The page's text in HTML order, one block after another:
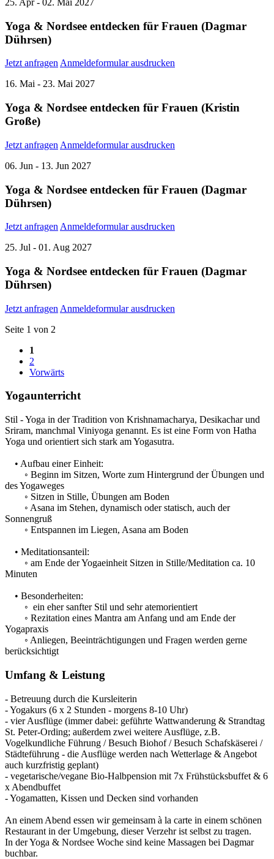
25. Apr - 02. Mai 2027
Yoga & Nordsee entdecken für Frauen (Dagmar
Dührsen)
Jetzt anfragenAnmeldeformular ausdrucken
16. Mai - 23. Mai 2027
Yoga & Nordsee entdecken für Frauen (Kristin
Große)
Jetzt anfragen Anmeldeformular ausdrucken
06. Jun - 13. Jun 2027
Yoga & Nordsee entdecken für Frauen (Dagmar
Dührsen)
Jetzt anfragen Anmeldeformular ausdrucken
25. Jul - 01. Aug 2027
Yoga & Nordsee entdecken für Frauen (Dagmar
Dührsen)
Jetzt anfragen Anmeldeformular ausdrucken
Seite 1 von 2
1
2
Vorwärts
Yogaunterricht
Stil - Yoga in der Tradition von Krishnamacharya, Desikachar und
Sriram, manchmal Viniyoga genannt. Es ist eine Form von Hatha
Yoga und orientiert sich stark am Yogasutra.
• Aufbau einer Einheit:
◦ Beginn im Sitzen, Worte zum Hintergrund der Übungen und
des Yogaweges
◦ Sitzen in Stille, Übungen am Boden
◦ Asana im Stehen, dynamisch oder statisch, auch der
Sonnengruß
◦ Entspannen im Liegen, Asana am Boden
• Meditationsanteil:
◦ am Ende der Yogaeinheit Sitzen in Stille/Meditation ca. 10
Minuten
• Besonderheiten:
◦ ein eher sanfter Stil und sehr atemorientiert
◦ Rezitation eines Mantra am Anfang und am Ende der
Yogapraxis
◦ Anliegen, Beeinträchtigungen und Fragen werden gerne
berücksichtigt
Umfang & Leistung
- Betreuung durch die Kursleiterin
- Yogakurs (6 x 2 Stunden - morgens 8-10 Uhr)
- vier Ausflüge (immer dabei: geführte Wattwanderung & Strandtag
St. Peter-Ording; außerdem zwei weitere Ausflüge, z.B.
Vogelkundliche Führung / Besuch Biohof / Besuch Schafskäserei /
Städteführung - die Ausflüge werden nach Wetterlage & Angebot
auch kurzfristig geplant)
- vegetarische/vegane Bio-Halbpension mit 7x Frühstücksbuffet & 6
x Abendbuffet
- Yogamatten, Kissen und Decken sind vorhanden
An einem Abend essen wir gemeinsam à la carte in einem schönen
Restaurant in der Umgebung, dieser Verzehr ist selbst zu tragen.
In der Yoga & Nordsee Woche sind keine Massagen bei Dagmar
buchbar.